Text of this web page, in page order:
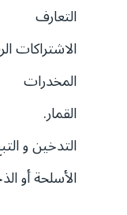
التعارف
الاشتراكات
المخدرات
القمار.
التدخين و
الأسلحة أو